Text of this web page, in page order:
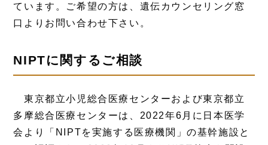
ています。ご希望の方は、遺伝カウンセリング窓
口よりお問い合わせ下さい。
NIPTに関するご相談
東京都立小児総合医療センターおよび東京都立
多摩総合医療センターは、2022年6月に日本医学
会より「NIPTを実施する医療機関」の基幹施設と